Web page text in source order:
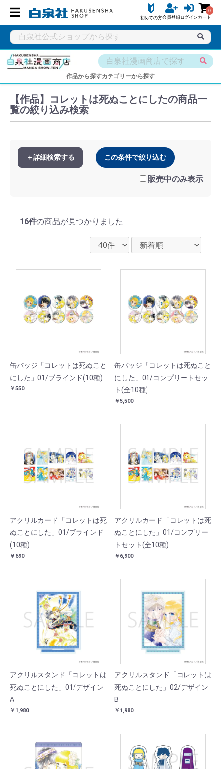
初めての方会員登録ログイン
0
カート
作品から探すカテゴリーから探す
白泉社公式ショップ HAKUSENSHA SHOP タイトル一覧 白泉
【作品】コレットは死ぬことにしたの商品一
覧の絞り込み検索
＋詳細検索する この条件で絞り込む
販売中のみ表示
16件の商品が見つかりました
缶バッジ「コレットは死ぬこと
にした」01/ブラインド(10種)
￥550
缶バッジ「コレットは死ぬこと
にした」01/コンプリートセッ
ト(全10種)
￥5,500
アクリルカード「コレットは死
ぬことにした」01/ブラインド
(10種)
￥690
アクリルカード「コレットは死
ぬことにした」01/コンプリー
トセット(全10種)
￥6,900
アクリルスタンド「コレットは
死ぬことにした」01/デザイン
A
￥1,980
アクリルスタンド「コレットは
死ぬことにした」02/デザイン
B
￥1,980